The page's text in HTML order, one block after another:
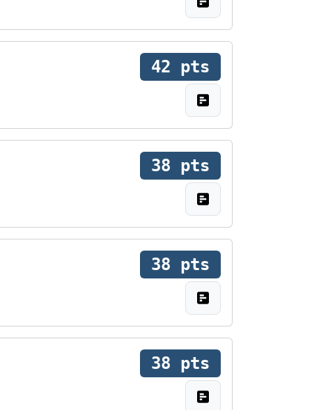
42 pts
38 pts
38 pts
38 pts